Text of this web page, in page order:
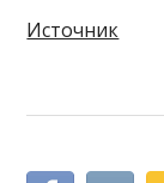
Источник